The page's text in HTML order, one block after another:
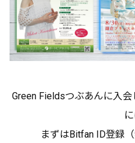
Green Fieldsつぶあんに入
まずはBitfan ID登録